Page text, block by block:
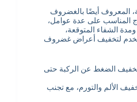
المعروف أيضًا بالغضروف
المناسب على عدة عوامل،
الشفاء المتوقعة،
لتخفيف أعراض غضروف
لتخفيف الضغط عن الركبة حتى
دقيقة عدة مرات يوميًا لتخفيف الألم والتورم، مع تجنب